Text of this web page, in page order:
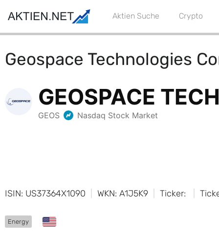
Aktien Suche Crypto
Geospace Technologies
ISIN: US37364X1090 WKN: A1J5K9 Ticker:
Energy